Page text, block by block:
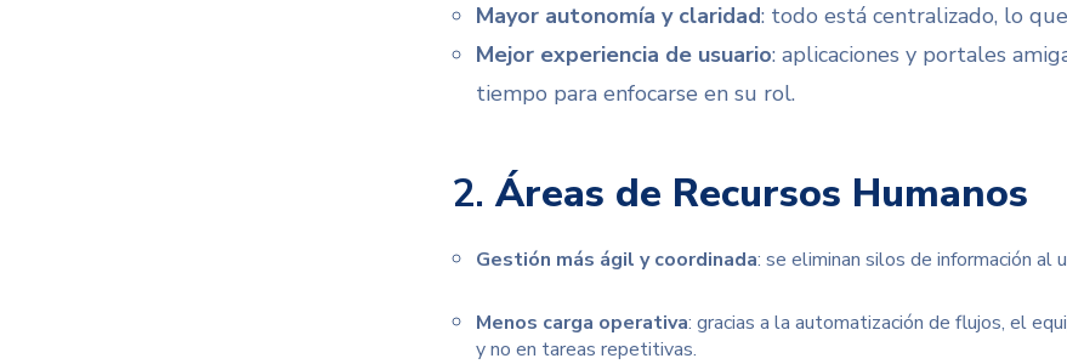
Mayor autonomía y claridad: todo está centralizado, lo
Mejor experiencia de usuario: aplicaciones y portales
tiempo para enfocarse en su rol.
2.Áreas de Recursos Humanos
Gestión más ágil y coordinada: se eliminan silos de información al
Menos carga operativa: gracias a la automatización de flujos, el
y no en tareas repetitivas.